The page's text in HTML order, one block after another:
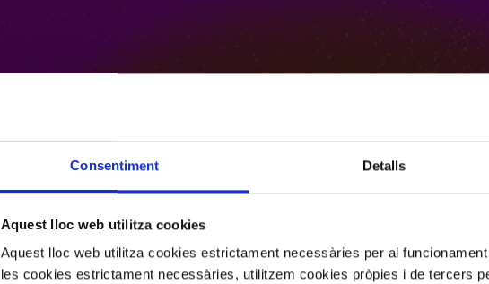
Consentiment Detalls
Aquest lloc web utilitza cookies
Aquest lloc web utilitza cookies estrictament necessàries per al
les cookies estrictament necessàries, utilitzem cookies pròpies i de tercers